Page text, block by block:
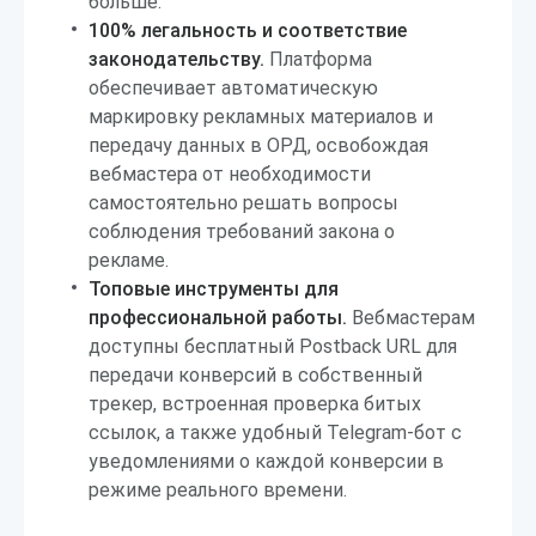
100% легальность и соответствие
законодательству. Платформа
обеспечивает автоматическую
маркировку рекламных материалов и
передачу данных в ОРД, освобождая
вебмастера от необходимости
самостоятельно решать вопросы
соблюдения требований закона о
рекламе.
Топовые инструменты для
профессиональной работы. Вебмастерам
доступны бесплатный Postback URL для
передачи конверсий в собственный
трекер, встроенная проверка битых
ссылок, а также удобный Telegram-бот с
уведомлениями о каждой конверсии в
режиме реального времени.